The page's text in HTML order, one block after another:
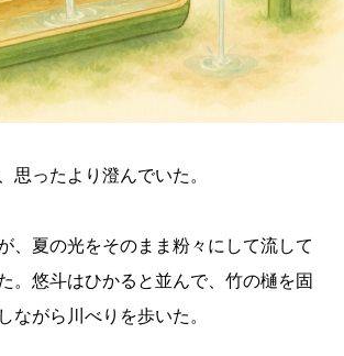
思ったより澄んでいた。
、夏の光をそのまま粉々にして流して
。悠斗はひかると並んで、竹の樋を固
ながら川べりを歩いた。